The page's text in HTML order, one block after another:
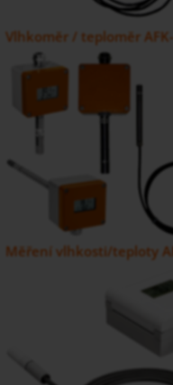
Vlhkoměr / teploměr AFK-
Měření vlhkosti/teploty